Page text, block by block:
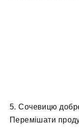
5. Сочевицю
Перемішати